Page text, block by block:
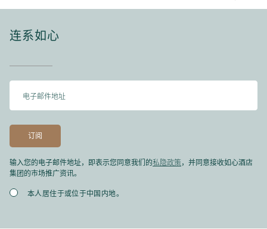
连系如心
输入您的电子邮件地址，即表示您同意我们的 私隐政策 ，并同意接收如心酒店
集团的市场推广资讯。
本人居住于或位于中国内地。